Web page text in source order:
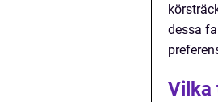
dessa
Vilka